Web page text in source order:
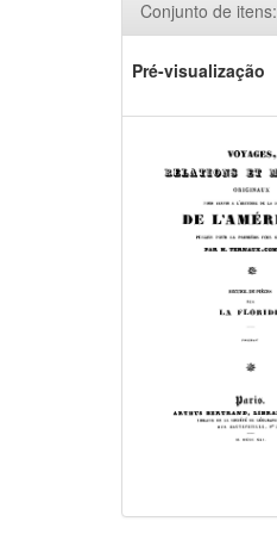
Conjunto de itens:
Pré-visualização